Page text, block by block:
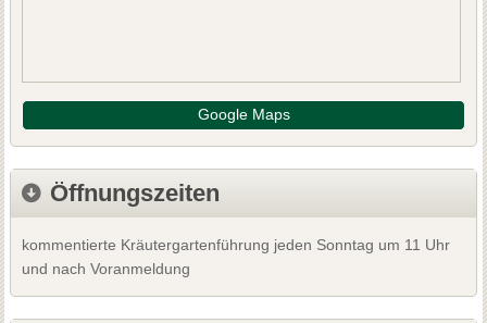
Google Maps
Öffnungszeiten
kommentierte Kräutergartenführung jeden Sonntag um 11 Uhr
und nach Voranmeldung